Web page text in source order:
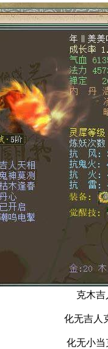
克木吉
化无吉人
化无小当